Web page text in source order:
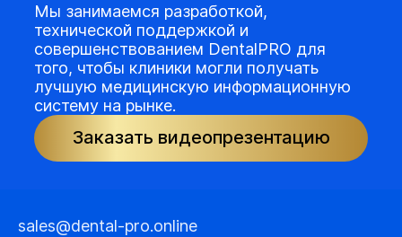
Мы занимаемся разработкой,
технической поддержкой и
совершенствованием DentalPRO для
того, чтобы клиники могли получать
лучшую медицинскую информационную
систему на рынке.
Заказать видеопрезентацию
sales@dental-pro.online